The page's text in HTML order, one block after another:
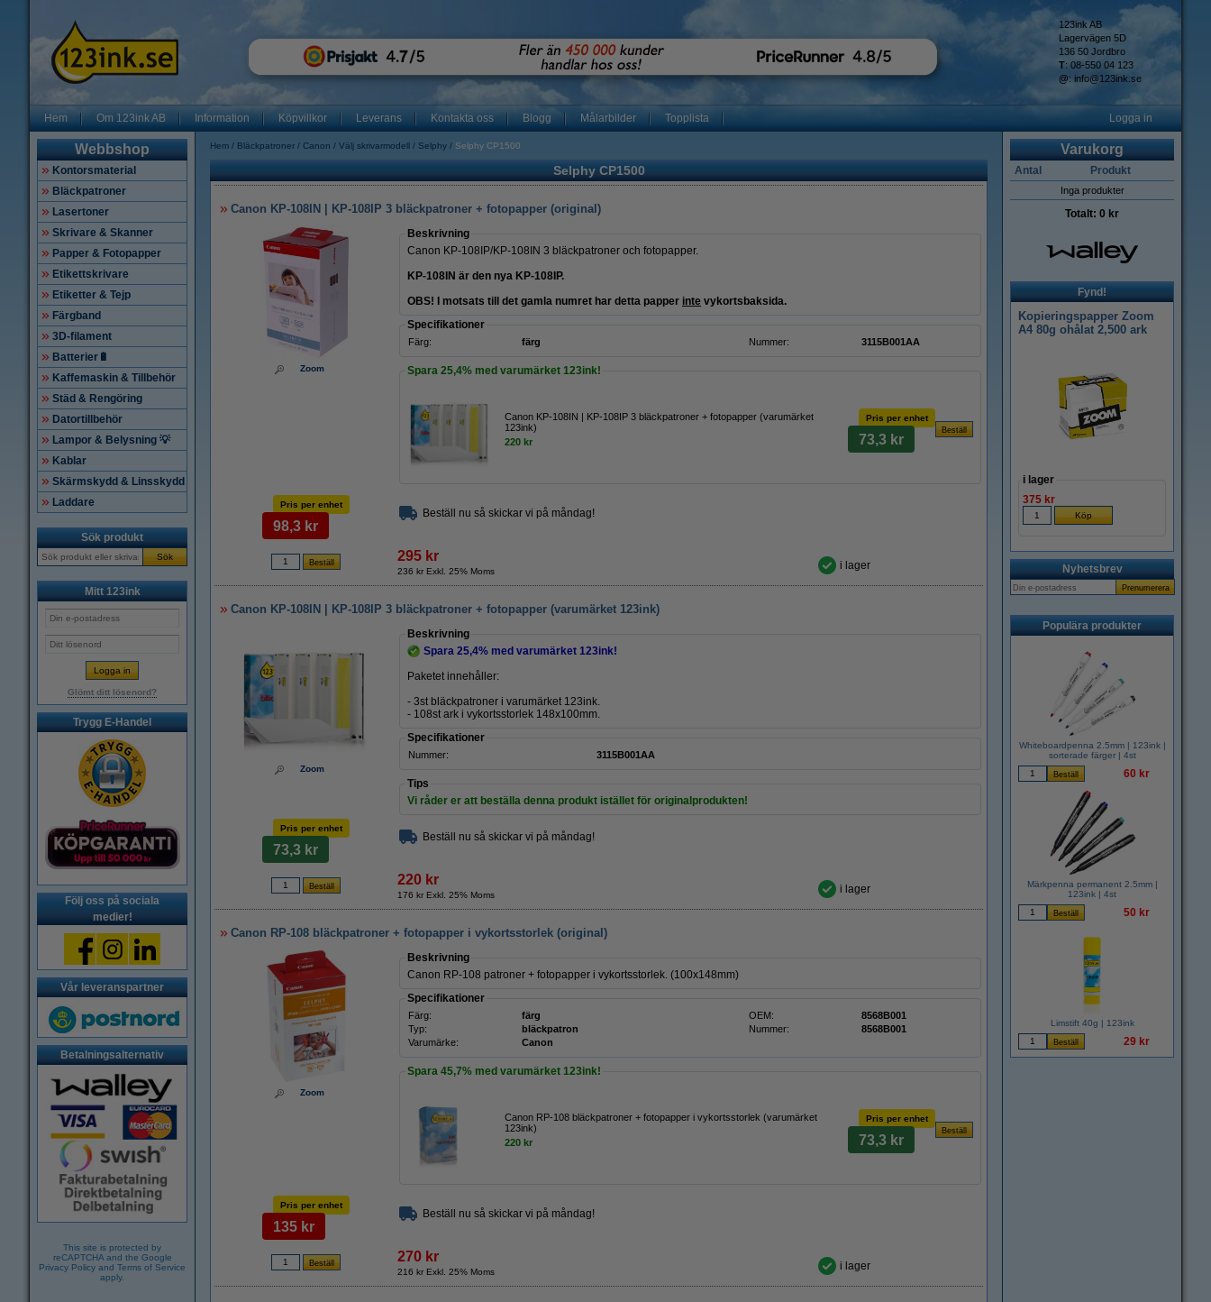
123ink AB
Lagervägen 5D
136 50 Jordbro
T: 08-550 04 123
@: info@123ink.se
Hem Om 123ink AB Information Köpvillkor Leverans Kontakta oss Blogg Målarbilder Topplista Logga in
Webbshop
Kontorsmaterial
Bläckpatroner
Lasertoner
Skrivare & Skanner
Papper & Fotopapper
Etikettskrivare
Etiketter & Tejp
Färgband
3D-filament
Batterier🔋
Kaffemaskin & Tillbehör
Städ & Rengöring
Datortillbehör
Lampor & Belysning 💡
Kablar
Skärmskydd & Linsskydd
Laddare
Sök produkt
Sök
Mitt 123ink
Glömt ditt lösenord?
Trygg E-Handel
Följ oss på sociala
medier!
Vår leveranspartner
Betalningsalternativ
This site is protected by
reCAPTCHA and the Google
Privacy Policy and Terms of Service
apply.
Hem Bläckpatroner Canon Välj skrivarmodell Selphy Selphy CP1500
Selphy CP1500
Canon KP-108IN | KP-108IP 3 bläckpatroner + fotopapper (original)
Zoom
Beskrivning
Canon KP-108IP/KP-108IN 3 bläckpatroner och fotopapper.
KP-108IN är den nya KP-108IP.
OBS! I motsats till det gamla numret har detta papper inte vykortsbaksida.
Specifikationer
Färg: färg Nummer: 3115B001AA
Spara 25,4% med varumärket 123ink!
Canon KP-108IN | KP-108IP 3 bläckpatroner + fotopapper (varumärket
123ink)
220 kr
Pris per enhet
73,3 kr
Pris per enhet
98,3 kr
Beställ nu så skickar vi på måndag!
295 kr
236 kr Exkl. 25% Moms i lager
Canon KP-108IN | KP-108IP 3 bläckpatroner + fotopapper (varumärket 123ink)
Zoom
Beskrivning
Spara 25,4% med varumärket 123ink!
Paketet innehåller:
- 3st bläckpatroner i varumärket 123ink.
- 108st ark i vykortsstorlek 148x100mm.
Specifikationer
Nummer: 3115B001AA
Tips
Vi råder er att beställa denna produkt istället för originalprodukten!
Pris per enhet
73,3 kr
Beställ nu så skickar vi på måndag!
220 kr
176 kr Exkl. 25% Moms i lager
Canon RP-108 bläckpatroner + fotopapper i vykortsstorlek (original)
Zoom
Beskrivning
Canon RP-108 patroner + fotopapper i vykortsstorlek. (100x148mm)
Specifikationer
Färg: färg OEM:
8568B001
Typ:
bläckpatron Nummer:
8568B001
Varumärke:
Canon
Spara 45,7% med varumärket 123ink!
Canon RP-108 bläckpatroner + fotopapper i vykortsstorlek (varumärket
123ink)
220 kr
Pris per enhet
73,3 kr
Pris per enhet
135 kr
Beställ nu så skickar vi på måndag!
270 kr
216 kr Exkl. 25% Moms i lager
Varukorg
Antal Produkt
Inga produkter
Totalt: 0 kr
Fynd!
Kopieringspapper Zoom
A4 80g ohålat 2,500 ark
i lager
375 kr
Nyhetsbrev
Populära produkter
Whiteboardpenna 2.5mm | 123ink |
sorterade färger | 4st
60 kr
Märkpenna permanent 2.5mm |
123ink | 4st
50 kr
Limstift 40g | 123ink
29 kr